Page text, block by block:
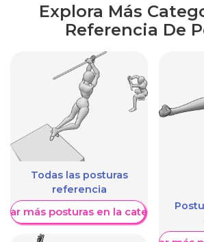
Explora Más
Referencia De
Todas las posturas
referencia
más posturas en la categoría